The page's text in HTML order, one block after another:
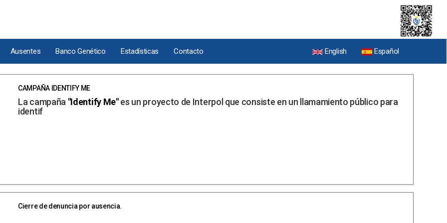
Ausentes Banco Genético Estadísticas Contacto English Español
CAMPAÑA IDENTIFY ME
La campaña "Identify Me"es un proyecto de Interpol que consiste en un llamamiento público para
identif
Cierre de denuncia por ausencia.